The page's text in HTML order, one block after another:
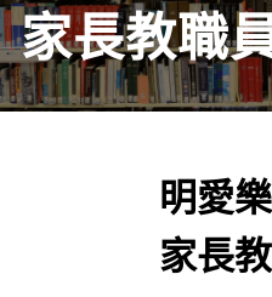
家長教職
明愛
家長